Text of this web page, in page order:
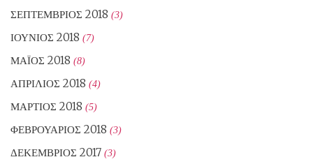
ΣΕΠΤΈΜΒΡΙΟΣ 2018 (3)
ΙΟΎΝΙΟΣ 2018 (7)
ΜΆΙΟΣ 2018 (8)
ΑΠΡΊΛΙΟΣ 2018 (4)
ΜΆΡΤΙΟΣ 2018 (5)
ΦΕΒΡΟΥΆΡΙΟΣ 2018 (3)
ΔΕΚΈΜΒΡΙΟΣ 2017 (3)